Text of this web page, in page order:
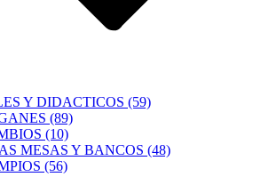
Y DIDACTICOS (59)
(89)
(10)
MESAS Y BANCOS (48)
(56)